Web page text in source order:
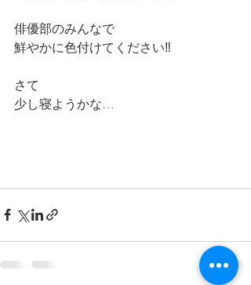
俳優部のみんなで
鮮やかに色付けてください‼️
さて
少し寝ようかな…